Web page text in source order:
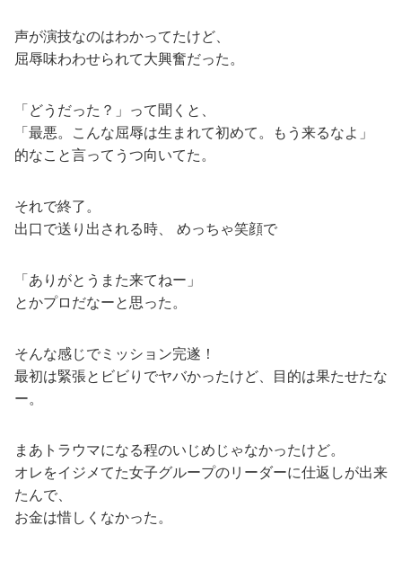
声が演技なのはわかってたけど、
屈辱味わわせられて大興奮だった。
「どうだった？」って聞くと、
「最悪。こんな屈辱は生まれて初めて。もう来るなよ」
的なこと言ってうつ向いてた。
それで終了。
出口で送り出される時、 めっちゃ笑顔で
「ありがとうまた来てねー」
とかプロだなーと思った。
そんな感じでミッション完遂！
最初は緊張とビビりでヤバかったけど、目的は果たせたな
ー。
まあトラウマになる程のいじめじゃなかったけど。
オレをイジメてた女子グループのリーダーに仕返しが出来
たんで、
お金は惜しくなかった。